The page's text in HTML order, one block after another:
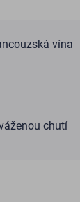
vína
chutí